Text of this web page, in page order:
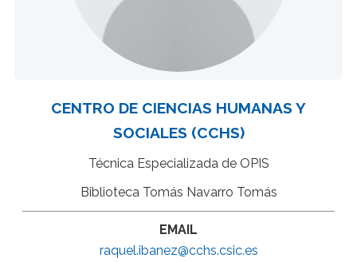
CENTRO DE CIENCIAS HUMANAS Y
SOCIALES (CCHS)
Técnica Especializada de OPIS
Biblioteca Tomás Navarro Tomás
EMAIL
raquel.ibanez@cchs.csic.es